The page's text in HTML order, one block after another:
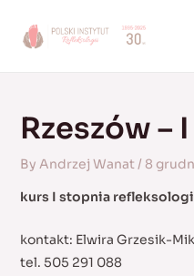
Rzeszów –
By Andrzej Wanat/ 8
kurs I stopnia
kontakt: Elwira Grzesik-
tel. 505 291 088